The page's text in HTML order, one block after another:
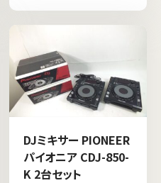
DJミキサー PIONEER
パイオニア CDJ-850-
K 2台セット